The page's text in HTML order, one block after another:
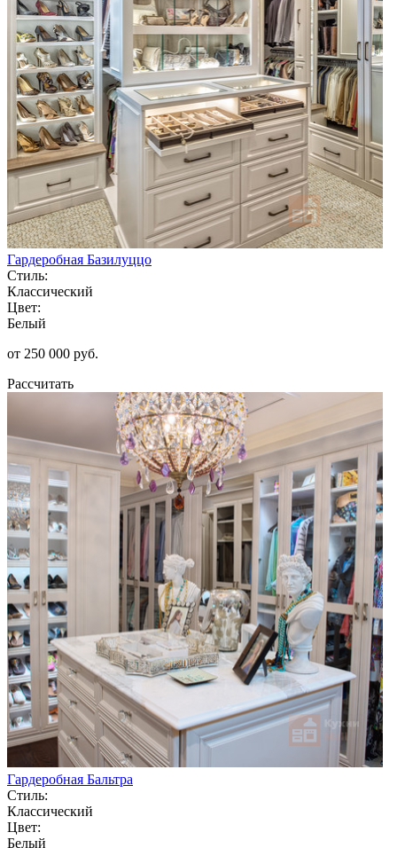
Гардеробная Базилуццо
Стиль:
Классический
Цвет:
Белый
от 250 000 руб.
Рассчитать
Гардеробная Бальтра
Стиль:
Классический
Цвет:
Белый